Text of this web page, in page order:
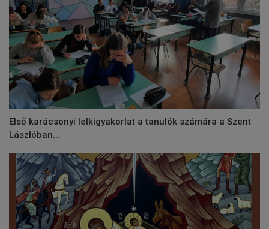
Első karácsonyi lelkigyakorlat a tanulók számára a Szent
Lászlóban...